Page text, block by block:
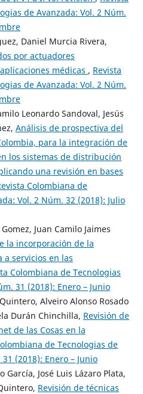
de Avanzada: Vol. 2 Núm.
Daniel Murcia Rivera,
por actuadores
médicas , Revista
de Avanzada: Vol. 2 Núm.
Leonardo Sandoval, Jesús
Análisis de prospectiva del
para la integración de
los sistemas de distribución
una revisión en bases
Colombiana de
Vol. 2 Núm. 32 (2018): Julio
Juan Camilo Jaimes
la incorporación de la
servicios en las
Colombiana de Tecnologias
31 (2018): Enero – Junio
Alveiro Alonso Rosado
Durán Chinchilla, Revisión de
de las Cosas en la
de Tecnologias de
(2018): Enero – Junio
García, José Luis Lázaro Plata,
Revisión de técnicas